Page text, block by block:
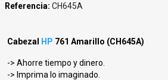
Referencia CH645A
Cabezal HP 761 Amarillo (CH645A)
-> Ahorre tiempo y dinero.
-> Imprima lo imaginado.